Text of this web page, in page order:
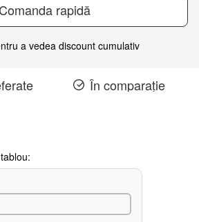
Comanda rapidă
a vedea discount cumulativ
În comparație